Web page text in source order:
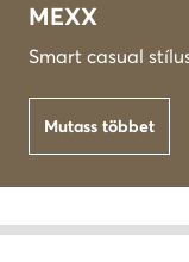
MEXX
Smart casual
Mutass többet